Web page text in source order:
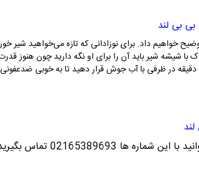
بی بی لند
داد. برای نوزادانی که تازه می‌خواهید شیر
شیشه شیر باید آن را برای او نگه دارید چون هنوز
ها 02165389693
تماس